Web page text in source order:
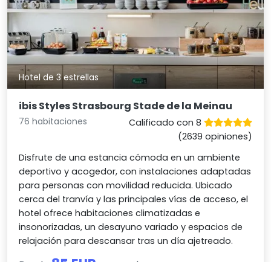
Hotel de 3 estrellas
ibis Styles Strasbourg Stade de la Meinau
76 habitaciones
Calificado con 8
(2639 opiniones)
Disfrute de una estancia cómoda en un ambiente
deportivo y acogedor, con instalaciones adaptadas
para personas con movilidad reducida. Ubicado
cerca del tranvía y las principales vías de acceso, el
hotel ofrece habitaciones climatizadas e
insonorizadas, un desayuno variado y espacios de
relajación para descansar tras un día ajetreado.